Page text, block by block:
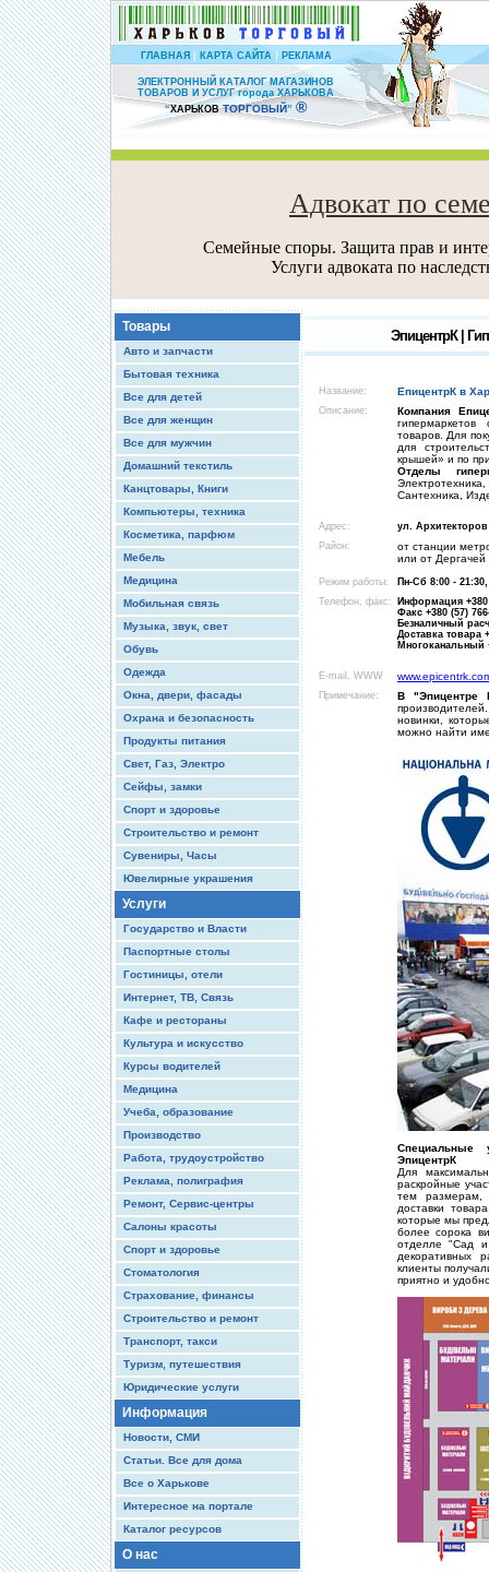
ГЛАВНАЯ| КАРТА САЙТА | РЕКЛАМА
ЭЛЕКТРОННЫЙ КАТАЛОГ МАГАЗИНОВ
ТОВАРОВ И УСЛУГ города ХАРЬКОВА
“ХАРЬКОВ ТОРГОВЫЙ” ®
Адвокат по
Семейные споры. Защита прав и
Услуги адвоката по
Товары
Авто и запчасти
Бытовая техника
Все для детей
Все для женщин
Все для мужчин
Домашний текстиль
Канцтовары, Книги
Компьютеры, техника
Косметика, парфюм
Мебель
Медицина
Мобильная связь
Музыка, звук, свет
Обувь
Одежда
Окна, двери, фасады
Охрана и безопасность
Продукты питания
Свет, Газ, Электро
Сейфы, замки
Спорт и здоровье
Строительство и ремонт
Сувениры, Часы
Ювелирные украшения
Услуги
Государство и Власти
Паспортные столы
Гостиницы, отели
Интернет, ТВ, Связь
Кафе и рестораны
Культура и искусство
Курсы водителей
Медицина
Учеба, образование
Производство
Работа, трудоустройство
Реклама, полиграфия
Ремонт, Сервис-центры
Салоны красоты
Спорт и здоровье
Стоматология
Страхование, финансы
Строительство и ремонт
Транспорт, такси
Туризм, путешествия
Юридические услуги
Информация
Новости, СМИ
Статьи. Все для дома
Все о Харькове
Интересное на портале
Каталог ресурсов
О нас
ЭпицентрК |
Название: ЕпицентрК в
Описание:
Компания
товаров. Для
для
крышей» и по
Отделы
Сантехника,
Адрес:
ул.
Район:
от станции
или от Дергачей
Режим работы:
Пн-Сб 8:00 -
Телефон, факс:
Информация +380
Факс +380 (57)
Безналичный
Доставка товара
Многоканальный
E-mail, WWW
Примечание:
В "Эпицентре
новинки,
можно найти
Специальные
ЭпицентрК
Для
раскройные
тем размерам,
доставки
которые мы
более сорока
отделле "Сад и
декоративных
клиенты
приятно и